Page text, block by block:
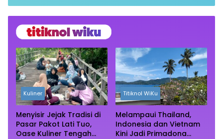
Kuliner
Menyisir Jejak Tradisi di
Pasar Pakot Lati Tuo,
Oase Kuliner Tengah
Titiknol WiKu
Melampaui Thailand,
Indonesia dan Vietnam
Kini Jadi Primadona